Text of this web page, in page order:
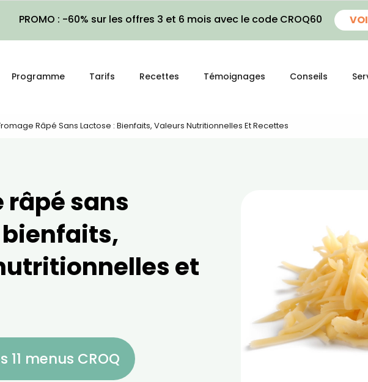
PROMO : -60% sur les offres 3 et 6 mois avec le code CROQ60
Programme Tarifs Recettes Témoignages Conseils
Râpé Sans Lactose : Bienfaits, Valeurs Nutritionnelles Et Recettes
râpé sans
et
11 menus CROQ